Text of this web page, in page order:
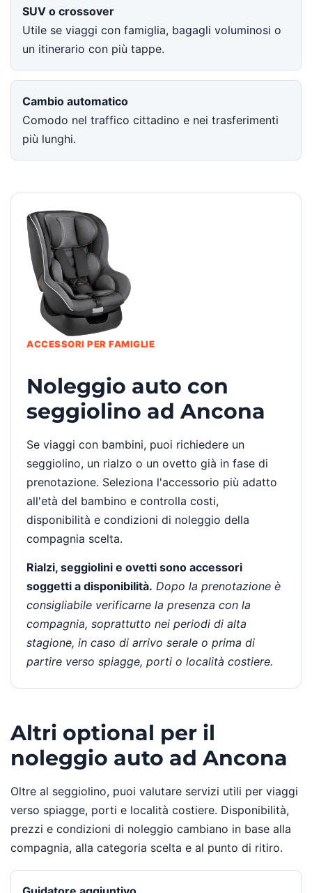
SUV o crossover
Utile se viaggi con famiglia, bagagli voluminosi o
un itinerario con più tappe.
Cambio automatico
Comodo nel traffico cittadino e nei trasferimenti
più lunghi.
ACCESSORI PER FAMIGLIE
Noleggio auto con
seggiolino ad Ancona
Se viaggi con bambini, puoi richiedere un
seggiolino, un rialzo o un ovetto già in fase di
prenotazione. Seleziona l'accessorio più adatto
all'età del bambino e controlla costi,
disponibilità e condizioni di noleggio della
compagnia scelta.
Rialzi, seggiolini e ovetti sono accessori
soggetti a disponibilità. Dopo la prenotazione è
consigliabile verificarne la presenza con la
compagnia, soprattutto nei periodi di alta
stagione, in caso di arrivo serale o prima di
partire verso spiagge, porti o località costiere.
Altri optional per il
noleggio auto ad Ancona
Oltre al seggiolino, puoi valutare servizi utili per viaggi
verso spiagge, porti e località costiere. Disponibilità,
prezzi e condizioni di noleggio cambiano in base alla
compagnia, alla categoria scelta e al punto di ritiro.